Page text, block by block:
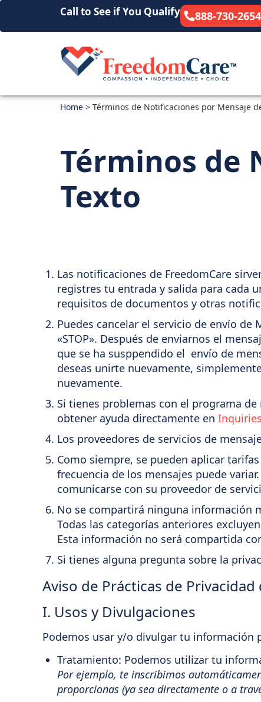
Call to See if You Qualify 888-730-2654
Home > Términos de Notificaciones por Mensaje
Términos de
Texto
Las notificaciones de FreedomCare
registres tu entrada y salida para cada
requisitos de documentos y otras
Puedes cancelar el servicio de envío
«STOP». Después de enviarnos el
que se ha susppendido el envío de
deseas unirte nuevamente,
nuevamente.
Si tienes problemas con el programa
obtener ayuda directamente en
Los proveedores de servicios de
Como siempre, se pueden aplicar
frecuencia de los mensajes puede
comunicarse con su proveedor de
No se compartirá ninguna información
Todas las categorías anteriores
Esta información no será compartida
Si tienes alguna pregunta sobre la
Aviso de Prácticas de
I. Usos y Divulgaciones
Podemos usar y/o divulgar tu información
Tratamiento: Podemos utilizar tu
Por ejemplo, te inscribimos
proporcionas (ya sea directamente o a